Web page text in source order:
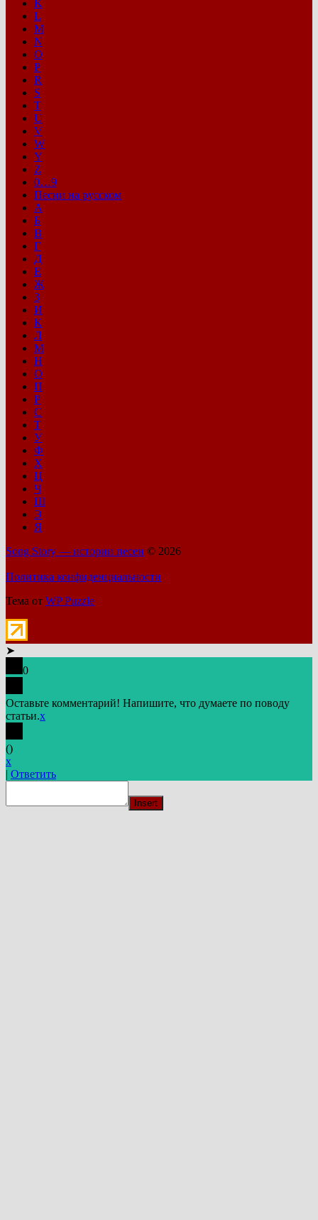
K
L
M
N
O
P
R
S
T
U
V
W
Y
Z
0…9
Песни на русском
А
Б
В
Г
Д
Е
Ж
З
И
К
Л
М
Н
О
П
Р
С
Т
У
Ф
Х
Ц
Ч
Ш
Э
Я
Song Story — истории песен © 2026
Политика конфиденциальности
Тема от WP Puzzle
➤
0
Оставьте комментарий! Напишите, что думаете по поводу
статьи.x
()
x
| Ответить
Insert